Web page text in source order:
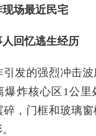
现场最近民宅
回忆逃生经历
的强烈冲击波
爆炸核心区1公里
碎，门框和玻璃